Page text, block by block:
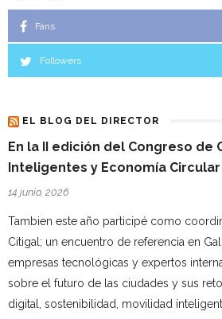
Fans
Followers
EL BLOG DEL DIRECTOR
En la II edición del Congreso de
Inteligentes y Economía Circular
14 junio, 2026
Tambien este año participé como
Citigal; un encuentro de referencia en
empresas tecnológicas y expertos
sobre el futuro de las ciudades y sus
digital, sostenibilidad, movilidad